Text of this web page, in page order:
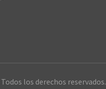
los derechos reservados.